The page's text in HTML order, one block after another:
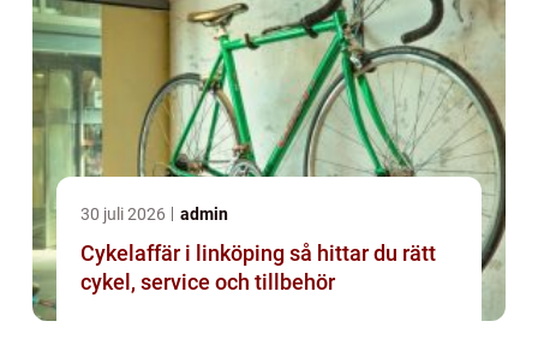
30 juli 2026 admin
Cykelaffär i linköping så hittar du rätt
cykel, service och tillbehör